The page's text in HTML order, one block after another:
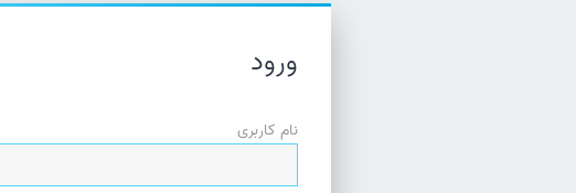
ورود
نام کاربری